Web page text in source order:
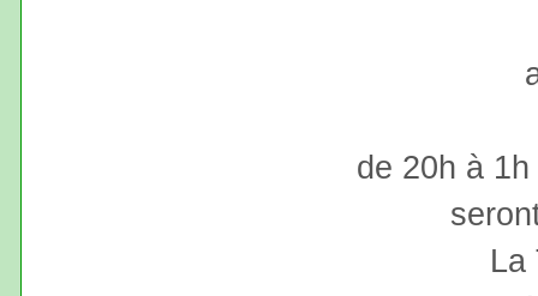
de 20h à
La